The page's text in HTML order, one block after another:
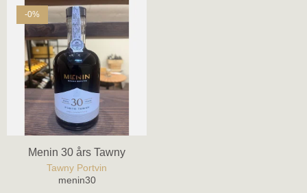
-0%
Menin 30 års Tawny
Tawny Portvin
menin30